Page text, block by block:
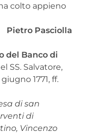
colto appieno
Pietro Pasciolla
del Banco di
SS. Sal­vatore,
1771, ff.
di san
di
Vincenzo